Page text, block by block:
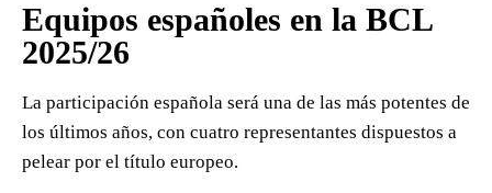
Equipos españoles en la BCL
2025/26
La participación española será una de las más potentes de
los últimos años, con cuatro representantes dispuestos a
pelear por el título europeo.